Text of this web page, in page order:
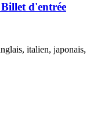
d'entrée
italien, japonais,